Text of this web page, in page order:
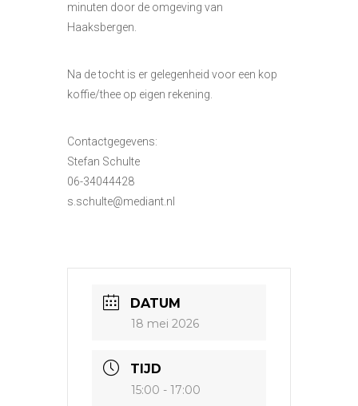
minuten door de omgeving van
Haaksbergen.
Na de tocht is er gelegenheid voor een kop
koffie/thee op eigen rekening.
Contactgegevens:
Stefan Schulte
06-34044428
s.schulte@mediant.nl
DATUM
18 mei 2026
TIJD
15:00 - 17:00